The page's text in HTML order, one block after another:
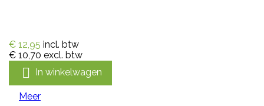
€ 12,95 incl. btw
€ 10,70 excl. btw
 In winkelwagen
Meer